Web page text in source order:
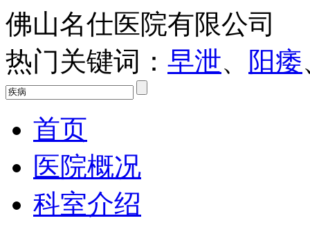
佛山名仕医院有限公司
热门关键词： 早泄、 阳痿
首页
医院概况
科室介绍